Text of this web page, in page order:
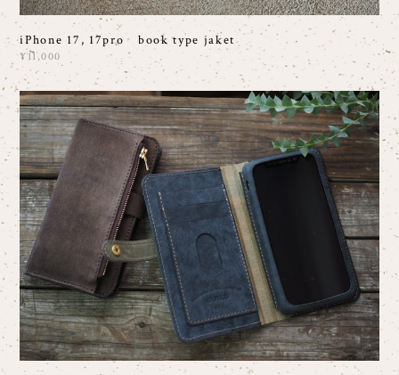
iPhone 17, 17pro book type jaket
¥11,000